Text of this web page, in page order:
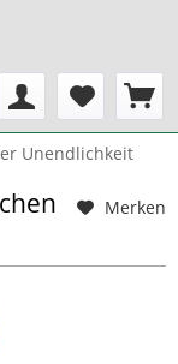
Unendlichkeit
Merken